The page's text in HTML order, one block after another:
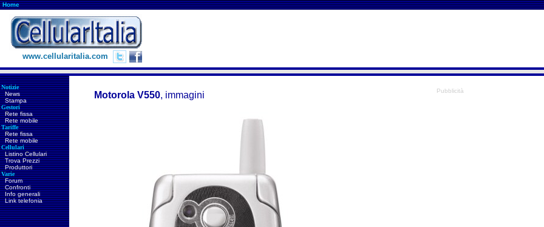
Home
www.cellularitalia.com
Notizie
News
Stampa
Gestori
Rete fissa
Rete mobile
Tariffe
Rete fissa
Rete mobile
Cellulari
Listino Cellulari
Trova Prezzi
Produttori
Varie
Forum
Confronti
Info generali
Link telefonia
Motorola V550, immagini Pubblicità